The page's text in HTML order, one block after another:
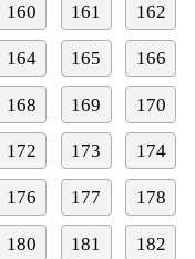
160 161 162
164 165 166
168 169 170
172 173 174
176 177 178
180 181 182